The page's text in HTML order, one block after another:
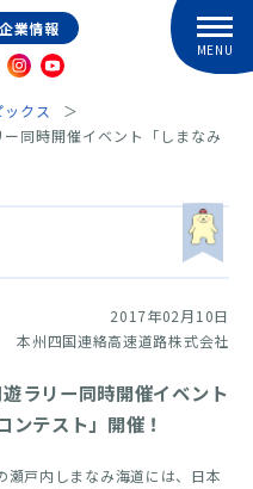
企業情報
クス
同時開催イベント「しまなみ
2017年02月10日
本州四国連絡高速道路株式会社
ラリー同時開催イベント
ンテスト」開催！
戸内しまなみ海道には、日本